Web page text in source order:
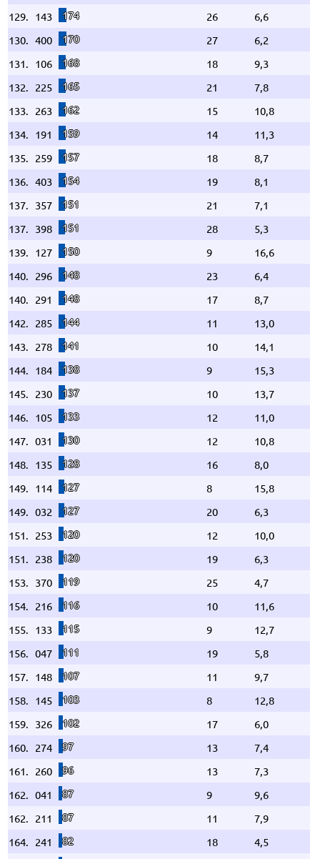
129. 143 174 26
6,6
130. 400 170 27
6,2
131. 106 168 18
9,3
132. 225 165 21
7,8
133. 263 162 15
10,8
134. 191 159 14
11,3
135. 259 157 18
8,7
136. 403 154 19
8,1
137. 357 151 21
7,1
137. 398 151 28
5,3
139. 127 150 9
16,6
140. 296 148 23
6,4
140. 291 148 17
8,7
142. 285 144 11
13,0
143. 278 141 10
14,1
144. 184 138 9
15,3
145. 230 137 10
13,7
146. 105 133 12
11,0
147. 031 130 12
10,8
148. 135 128 16
8,0
149. 114 127 8
15,8
149. 032 127 20
6,3
151. 253 120 12
10,0
151. 238 120 19
6,3
153. 370 119 25
4,7
154. 216 116 10
11,6
155. 133 115 9
12,7
156. 047 111 19
5,8
157. 148 107 11
9,7
158. 145 103 8
12,8
159. 326 102 17
6,0
160. 274 97 13
7,4
161. 260 96 13
7,3
162. 041 87 9
9,6
162. 211 87 11
7,9
164. 241 82 18
4,5